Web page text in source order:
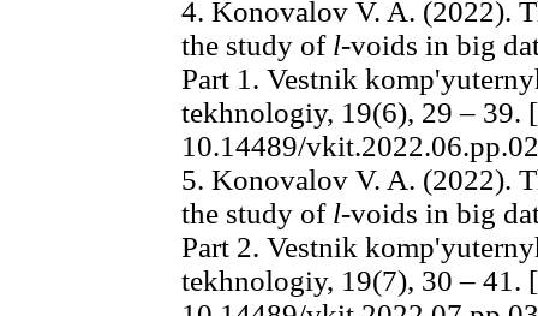
4. Konovalov V. A. (2022).
the study of l-voids in big
Part 1. Vestnik
tekhnologiy, 19(6), 29 – 39.
10.14489/
5. Konovalov V. A. (2022).
the study of l-voids in big
Part 2. Vestnik
tekhnologiy, 19(7), 30 – 41.